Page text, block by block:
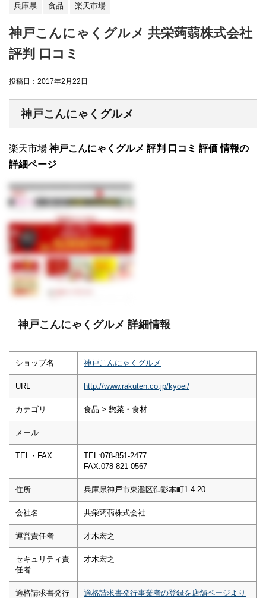
兵庫県 食品 楽天市場
神戸こんにゃくグルメ 共栄蒟蒻株式会社
評判 口コミ
投稿日： 2017年2月22日
神戸こんにゃくグルメ
楽天市場神戸こんにゃくグルメ 評判 口コミ 評価 情報の
詳細ページ
神戸こんにゃくグルメ 詳細情報
ショップ名 神戸こんにゃくグルメ
URL http://www.rakuten.co.jp/kyoei/
カテゴリ 食品 > 惣菜・食材
メール
TEL・FAX
TEL:078-851-2477
FAX:078-821-0567
住所 兵庫県神戸市東灘区御影本町1-4-20
会社名 共栄蒟蒻株式会社
運営責任者 才木宏之
セキュリティ責
任者
才木宏之
適格請求書発行
適格請求書発行事業者の登録を店舗ページより